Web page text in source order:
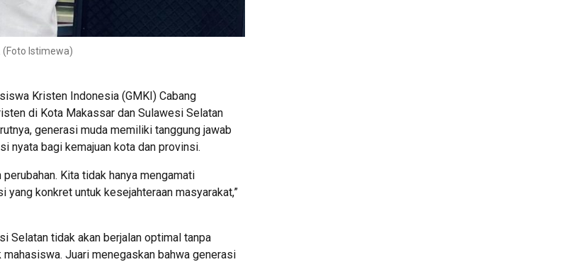
(Foto Istimewa)
Kristen Indonesia (GMKI) Cabang
di Kota Makassar dan Sulawesi Selatan
generasi muda memiliki tanggung jawab
nyata bagi kemajuan kota dan provinsi.
Kita tidak hanya mengamati
konkret untuk kesejahteraan masyarakat,”
Selatan tidak akan berjalan optimal tanpa
Juari menegaskan bahwa generasi